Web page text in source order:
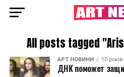
All posts tagged
АРТ НОВИНИ 10
ДНК поможет